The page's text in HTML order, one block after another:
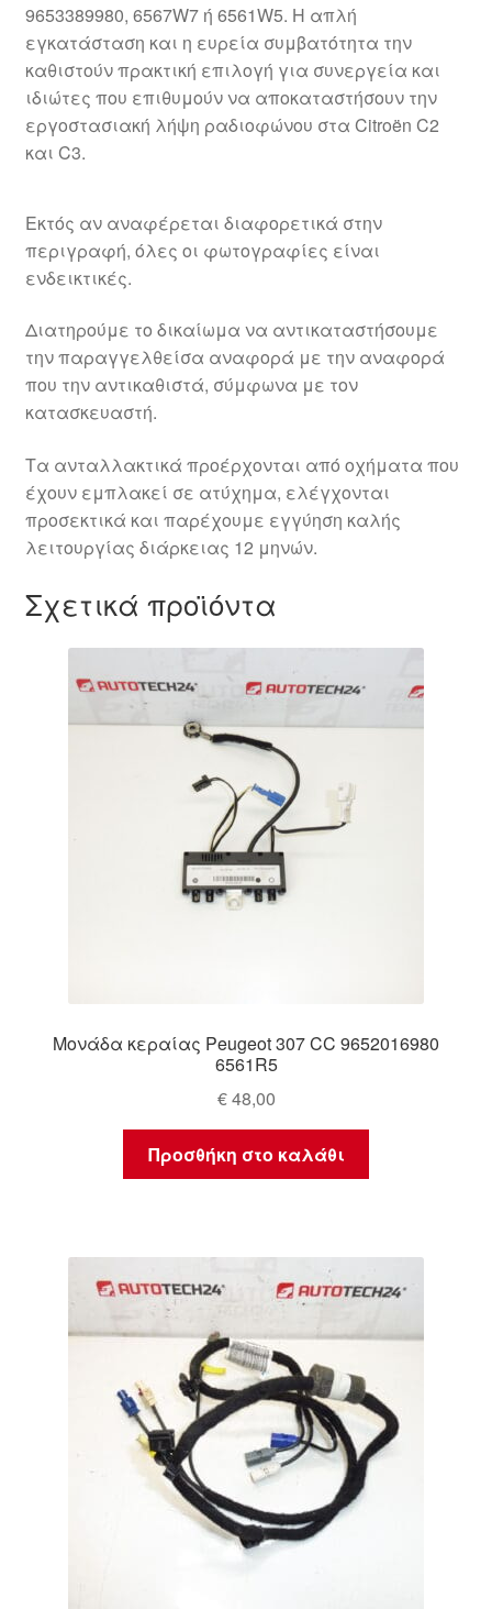
9653389980, 6567W7 ή 6561W5. Η απλή
εγκατάσταση και η ευρεία συμβατότητα την
καθιστούν πρακτική επιλογή για συνεργεία και
ιδιώτες που επιθυμούν να αποκαταστήσουν την
εργοστασιακή λήψη ραδιοφώνου στα Citroën C2
και C3.
Εκτός αν αναφέρεται διαφορετικά στην
περιγραφή, όλες οι φωτογραφίες είναι
ενδεικτικές.
Διατηρούμε το δικαίωμα να αντικαταστήσουμε
την παραγγελθείσα αναφορά με την αναφορά
που την αντικαθιστά, σύμφωνα με τον
κατασκευαστή.
Τα ανταλλακτικά προέρχονται από οχήματα που
έχουν εμπλακεί σε ατύχημα, ελέγχονται
προσεκτικά και παρέχουμε εγγύηση καλής
λειτουργίας διάρκειας 12 μηνών.
Σχετικά προϊόντα
Μονάδα κεραίας Peugeot 307 CC 9652016980
6561R5
€48,00
Προσθήκη στο καλάθι